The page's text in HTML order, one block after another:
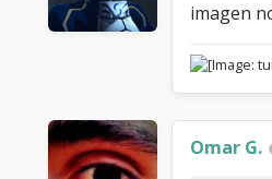
imagen
Omar G.